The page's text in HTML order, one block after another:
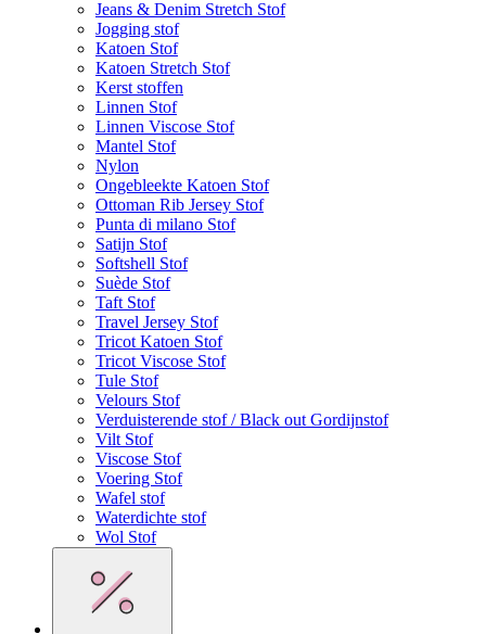
Jeans & Denim Stretch Stof
Jogging stof
Katoen Stof
Katoen Stretch Stof
Kerst stoffen
Linnen Stof
Linnen Viscose Stof
Mantel Stof
Nylon
Ongebleekte Katoen Stof
Ottoman Rib Jersey Stof
Punta di milano Stof
Satijn Stof
Softshell Stof
Suède Stof
Taft Stof
Travel Jersey Stof
Tricot Katoen Stof
Tricot Viscose Stof
Tule Stof
Velours Stof
Verduisterende stof / Black out Gordijnstof
Vilt Stof
Viscose Stof
Voering Stof
Wafel stof
Waterdichte stof
Wol Stof